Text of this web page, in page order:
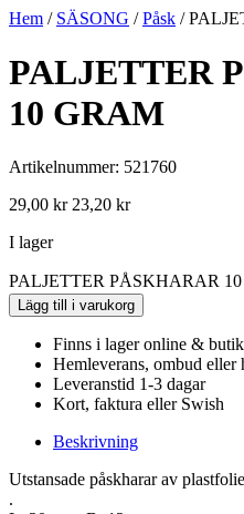
Hem / SÄSONG /Påsk /
PALJETTER
10 GRAM
Artikelnummer: 521760
29,00 kr 23,20 kr
I lager
PALJETTER PÅSKHARAR
Lägg till i varukorg
Finns i lager online & butik
Hemleverans, ombud eller
Leveranstid 1-3 dagar
Kort, faktura eller Swish
Beskrivning
Utstansade påskharar av
.